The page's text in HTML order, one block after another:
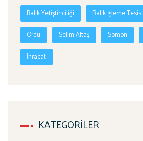
Balık Yetiştiriciliği Balık İşleme Tesisi
Ordu Selim Altaş Somon
İhracat
KATEGORILER